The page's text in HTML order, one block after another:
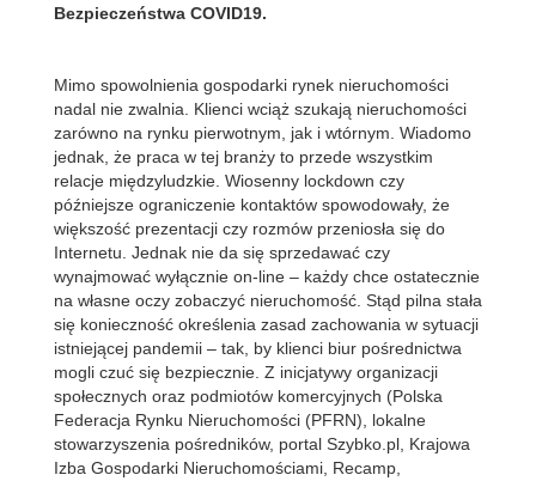
Bezpieczeństwa COVID19.
Mimo spowolnienia gospodarki rynek nieruchomości
nadal nie zwalnia. Klienci wciąż szukają nieruchomości
zarówno na rynku pierwotnym, jak i wtórnym. Wiadomo
jednak, że praca w tej branży to przede wszystkim
relacje międzyludzkie. Wiosenny lockdown czy
późniejsze ograniczenie kontaktów spowodowały, że
większość prezentacji czy rozmów przeniosła się do
Internetu. Jednak nie da się sprzedawać czy
wynajmować wyłącznie on-line – każdy chce ostatecznie
na własne oczy zobaczyć nieruchomość. Stąd pilna stała
się konieczność określenia zasad zachowania w sytuacji
istniejącej pandemii – tak, by klienci biur pośrednictwa
mogli czuć się bezpiecznie. Z inicjatywy organizacji
społecznych oraz podmiotów komercyjnych (Polska
Federacja Rynku Nieruchomości (PFRN), lokalne
stowarzyszenia pośredników, portal Szybko.pl, Krajowa
Izba Gospodarki Nieruchomościami, Recamp,